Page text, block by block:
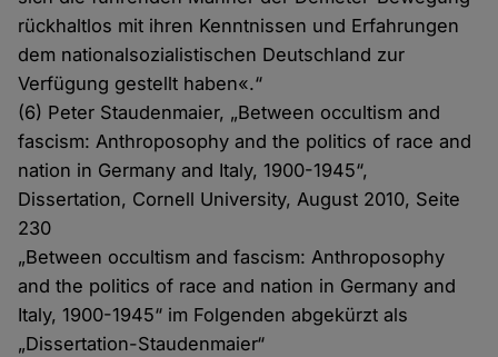
rückhaltlos mit ihren Kenntnissen und Erfahrungen
dem nationalsozialistischen Deutschland zur
Verfügung gestellt haben«.“
(6) Peter Staudenmaier, „Between occultism and
fascism: Anthroposophy and the politics of race and
nation in Germany and Italy, 1900-1945“,
Dissertation, Cornell University, August 2010, Seite
230
„Between occultism and fascism: Anthroposophy
and the politics of race and nation in Germany and
Italy, 1900-1945“ im Folgenden abgekürzt als
„Dissertation-Staudenmaier“